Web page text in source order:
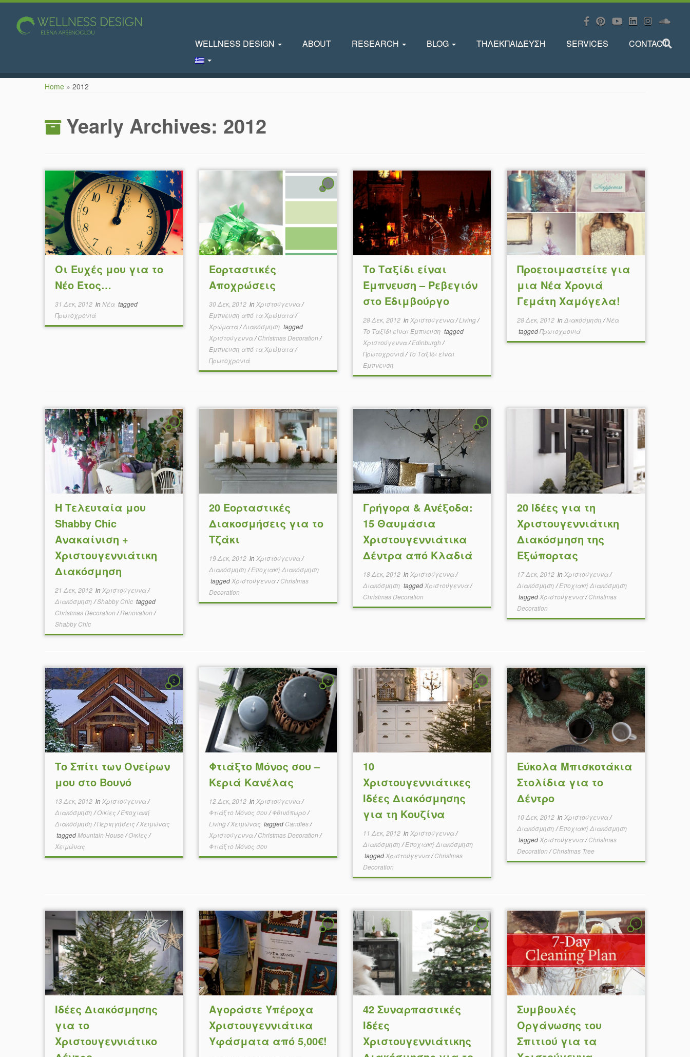
WELLNESS DESIGN ABOUT RESEARCH BLOG ΤΗΛΕΚΠΑΙΔΕΥΣΗ SERVICES CONTACT
Home » 2012
Yearly Archives: 2012
Οι Ευχές μου για το
Νέο Έτος…
31 Δεκ, 2012inΝέα tagged
Πρωτοχρονιά
1
Εορταστικές
Αποχρώσεις
30 Δεκ, 2012in Χριστούγεννα/
Έμπνευση από τα Χρώματα/
Χρώματα/Διακόσμηση tagged
Χριστούγεννα/Christmas Decoration /
Έμπνευση από τα Χρώματα/
Πρωτοχρονιά
Το Ταξίδι είναι
Έμπνευση – Ρεβεγιόν
στο Εδιμβούργο
28 Δεκ, 2012in Χριστούγεννα/Living/
Το Ταξίδι είναι Έμπνευση tagged
Χριστούγεννα/Edinburgh /
Πρωτοχρονιά/Το Ταξίδι είναι
Έμπνευση
Προετοιμαστείτε για
μια Νέα Χρονιά
Γεμάτη Χαμόγελα!
28 Δεκ, 2012inΔιακόσμηση /Νέα
taggedΠρωτοχρονιά
1
Η Τελευταία μου
Shabby Chic
Ανακαίνιση +
Χριστουγεννιάτικη
Διακόσμηση
21 Δεκ, 2012in Χριστούγεννα/
Διακόσμηση /Shabby Chic tagged
Christmas Decoration /Renovation /
Shabby Chic
20 Εορταστικές
Διακοσμήσεις για το
Τζάκι
19 Δεκ, 2012in Χριστούγεννα/
Διακόσμηση /Εποχιακή Διακόσμηση
tagged Χριστούγεννα/Christmas
Decoration
1
Γρήγορα & Ανέξοδα:
15 Θαυμάσια
Χριστουγεννιάτικα
Δέντρα από Κλαδιά
18 Δεκ, 2012in Χριστούγεννα/
Διακόσμηση tagged Χριστούγεννα/
Christmas Decoration
20 Ιδέες για τη
Χριστουγεννιάτικη
Διακόσμηση της
Εξώπορτας
17 Δεκ, 2012in Χριστούγεννα/
Διακόσμηση /Εποχιακή Διακόσμηση
tagged Χριστούγεννα/Christmas
Decoration
2
Το Σπίτι των Ονείρων
μου στο Βουνό
13 Δεκ, 2012in Χριστούγεννα/
Διακόσμηση /Οικίες /Εποχιακή
Διακόσμηση /Περιηγήσεις /Χειμώνας
taggedMountain House/Οικίες /
Χειμώνας
2
Φτιάξτο Μόνος σου –
Κεριά Κανέλας
12 Δεκ, 2012in Χριστούγεννα/
Φτιάξτο Μόνος σου /Φθινόπωρο /
Living/Χειμώνας tagged Candles/
Χριστούγεννα/Christmas Decoration /
Φτιάξτο Μόνος σου
3
10
Χριστουγεννιάτικες
Ιδέες Διακόσμησης
για τη Κουζίνα
11 Δεκ, 2012in Χριστούγεννα/
Διακόσμηση /Εποχιακή Διακόσμηση
tagged Χριστούγεννα/Christmas
Decoration
Εύκολα Μπισκοτάκια
Στολίδια για το
Δέντρο
10 Δεκ, 2012in Χριστούγεννα/
Διακόσμηση /Εποχιακή Διακόσμηση
tagged Χριστούγεννα/Christmas
Decoration /Christmas Tree
Ιδέες Διακόσμησης
για το
Χριστουγεννιάτικο
13
Αγοράστε Υπέροχα
Χριστουγεννιάτικα
Υφάσματα από 5,00€!
6
42 Συναρπαστικές
Ιδέες
Χριστουγεννιάτικης
1
Συμβουλές
Οργάνωσης του
Σπιτιού για τα